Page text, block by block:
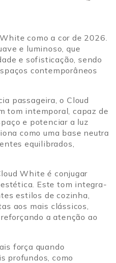
como a cor de 2026.
e luminoso, que
e sofisticação, sendo
contemporâneos
passageira, o Cloud
tom intemporal, capaz de
e potenciar a luz
como uma base neutra
equilibrados,
White é conjugar
Este tom integra-
estilos de cozinha,
aos mais clássicos,
a atenção ao
força quando
profundos, como